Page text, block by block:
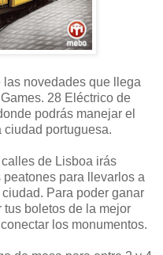
novedades que llega
28 Eléctrico de
podrás manejar el
ciudad portuguesa.
de Lisboa irás
para llevarlos a
Para poder ganar
tus boletos de la mejor
los monumentos.